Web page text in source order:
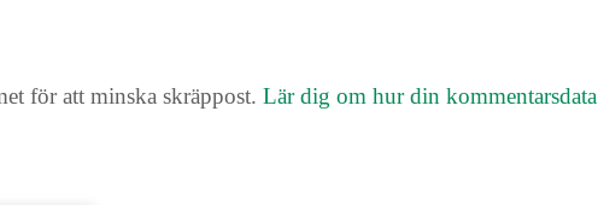
för att minska skräppost. Lär dig om hur din kommentarsdata